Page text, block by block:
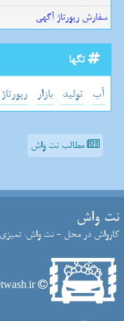
سفارش رپورتاژ آگهی
تگها
آب تولید بازار رپورتاژ
مطالب نت واش
نت واش
کارواش در محل - نت واش:
netwash.ir - تمام حقوق سایت نت واش محفوظ است